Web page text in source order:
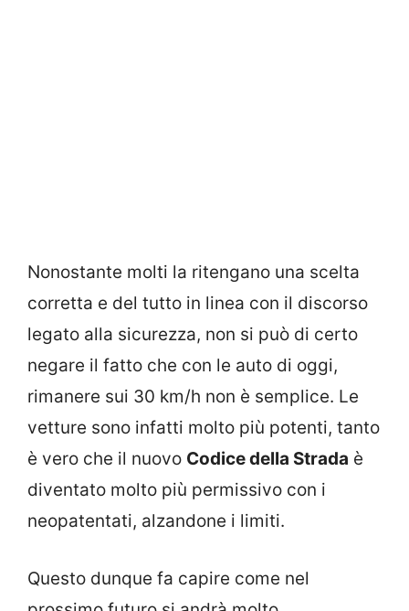
Nonostante molti la ritengano una scelta
corretta e del tutto in linea con il discorso
legato alla sicurezza, non si può di certo
negare il fatto che con le auto di oggi,
rimanere sui 30 km/h non è semplice. Le
vetture sono infatti molto più potenti, tanto
è vero che il nuovo Codice della Strada è
diventato molto più permissivo con i
neopatentati, alzandone i limiti.
Questo dunque fa capire come nel